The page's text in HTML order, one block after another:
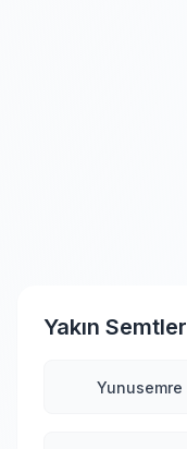
Yakın Semtler
Yunusemre